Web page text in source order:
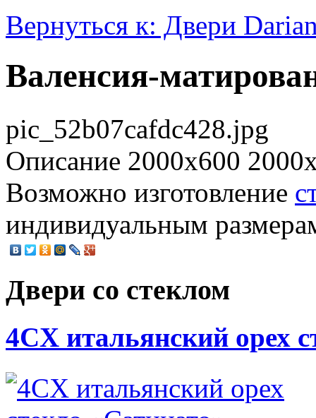
Вернуться к: Двери
Валенсия-
pic_52b07cafdc428.jpg
Описание 2000х600
Возможно изготовление
индивидуальным
Двери со стеклом
4CХ итальянский орех